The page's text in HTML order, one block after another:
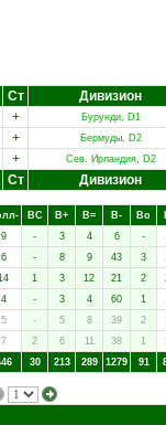
Ст Дивизион
+
Бурунди, D1
+
Бермуды, D2
+ Сев. Ирландия, D2
Ст Дивизион
ВC В+ В= В- Вo
9 - 3 4 6 -
6 - 8 9 43 3
1 3 12 21 2
4 - 3 4 60 1
5 - 5 8 39 2
7 2 6 11 38 1
30 213 289 1279 91